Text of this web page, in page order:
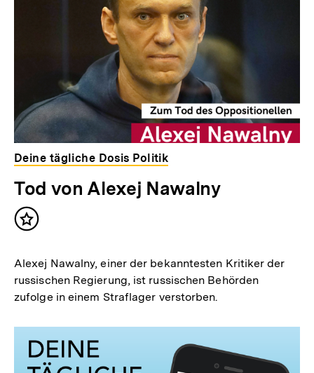
Deine tägliche Dosis Politik
Tod von Alexej Nawalny
Inhalt
Alexej Nawalny, einer der bekanntesten Kritiker der
russischen Regierung, ist russischen Behörden
zufolge in einem Straflager verstorben.